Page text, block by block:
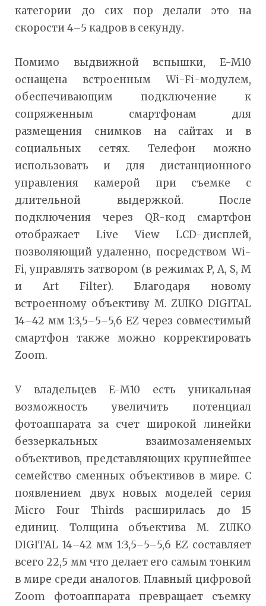
категории до сих пор делали это на
скорости 4–5 кадров в секунду.
Помимо выдвижной вспышки, E-M10
оснащена встроенным Wi-Fi-модулем,
обеспечивающим подключение к
сопряженным смартфонам для
размещения снимков на сайтах и в
социальных сетях. Телефон можно
использовать и для дистанционного
управления камерой при съемке с
длительной выдержкой. После
подключения через QR-код смартфон
отображает Live View LCD-дисплей,
позволяющий удаленно, посредством Wi-
Fi, управлять затвором (в режимах P, A, S, M
и Art Filter). Благодаря новому
встроенному объективу M. ZUIKO DIGITAL
14–42 мм 1:3,5–5–5,6 EZ через совместимый
смартфон также можно корректировать
Zoom.
У владельцев E-M10 есть уникальная
возможность увеличить потенциал
фотоаппарата за счет широкой линейки
беззеркальных взаимозаменяемых
объективов, представляющих крупнейшее
семейство сменных объективов в мире. С
появлением двух новых моделей серия
Micro Four Thirds расширилась до 15
единиц. Толщина объектива M. ZUIKO
DIGITAL 14–42 мм 1:3,5–5–5,6 EZ составляет
всего 22,5 мм что делает его самым тонким
в мире среди аналогов. Плавный цифровой
Zoom фотоаппарата превращает съемку